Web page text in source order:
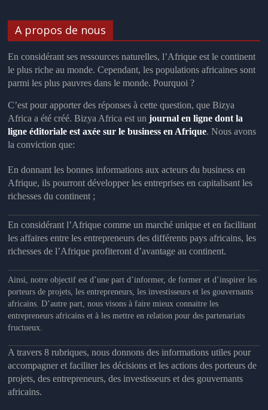
A propos de nous
En considérant ses ressources naturelles, l’Afrique est lecontinent
le plus riche au monde. Cependant, les populations africaines sont
parmi les plus pauvres dans le monde. Pourquoi ?
C’est pour apporter des réponses à cette question, que Bizya
Africa a été créé. Bizya Africa est un journal en ligne dont la
ligne éditoriale est axée sur le business en Afrique.Nous avons
la conviction que:
En donnant les bonnes informations aux acteurs du business en
Afrique, ils pourront développer les entreprises en capitalisant les
richesses du continent ;
En considérant l’Afrique comme un marché unique et en facilitant
les affaires entre les entrepreneurs des différents pays africains, les
richesses de l’Afrique profiteront d’avantage au continent.
Ainsi, notre objectif est d’une part d’informer, de former et d’inspirer les
porteurs de projets, les entrepreneurs, les investisseurs et les gouvernants
africains. D’autre part, nous visons à faire mieux connaitre les
entrepreneurs africains et à les mettre en relation pour des partenariats
fructueux.
A travers 8 rubriques, nous donnons des informations utiles pour
accompagner et faciliter les décisions et les actions des porteurs de
projets, des entrepreneurs, des investisseurs et des gouvernants
africains.